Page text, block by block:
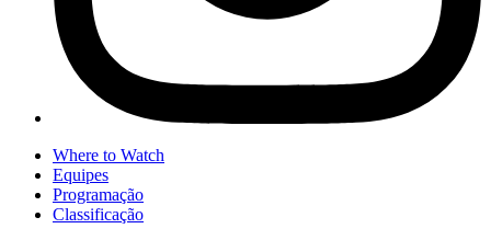
Where to Watch
Equipes
Programação
Classificação